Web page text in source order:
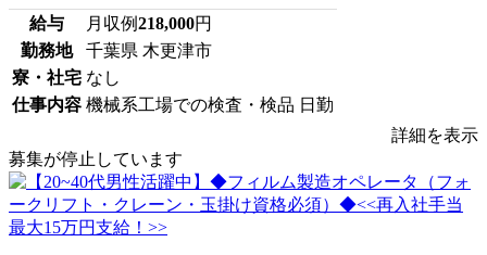
給与 月収例218,000円
勤務地
千葉県 木更津市
寮・社宅 なし
仕事内容 機械系工場での検査・検品 日勤
詳細を表示
募集が停止しています